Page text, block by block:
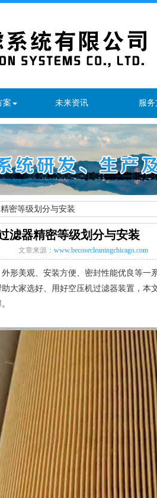
案 未来资讯 服
密等级划分与安装
滤器精密等级划分与安装
文章来源： www.becosecleaningchicago.com
形美观、安装方便、密封性能优良等一
大家选好、用好空压机过滤器装置，本